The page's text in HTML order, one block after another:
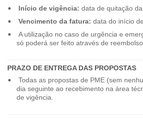
Início de vigência: data de quitação
Vencimento da fatura: data do início
A utilização no caso de urgência e
só poderá ser feito através de reembolso.
PRAZO DE ENTREGA DAS PROPOSTAS
Todas as propostas de PME (sem
dia seguinte ao recebimento na área
de vigência.